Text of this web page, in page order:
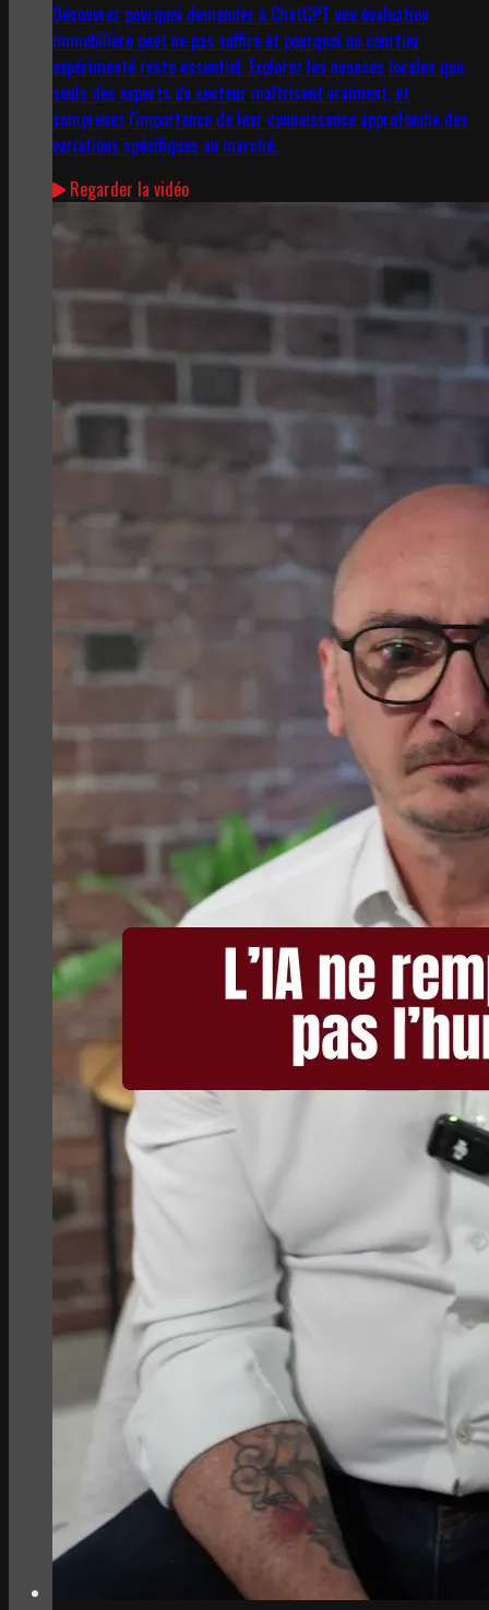
Découvrez pourquoi demander à ChatGPT une évaluation
immobilière peut ne pas suffire et pourquoi un courtier
expérimenté reste essentiel. Explorez les nuances locales que
seuls des experts du secteur maîtrisent vraiment, et
comprenez l'importance de leur connaissance approfondie des
variations spécifiques au marché.
Regarder la vidéo